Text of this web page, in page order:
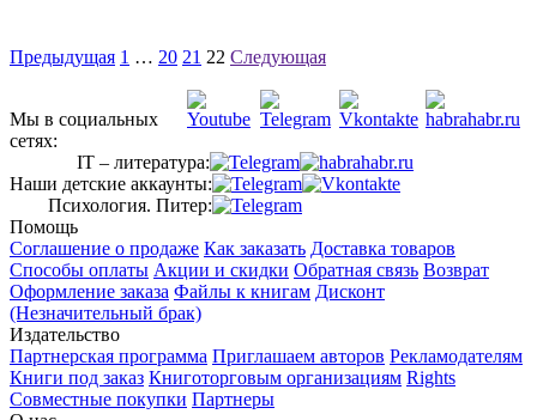
Предыдущая 1 … 20 21 22 Следующая
Мы в социальных
сетях:
IT – литература:
Наши детские аккаунты:
Психология. Питер:
Помощь
Соглашение о продаже Как заказать Доставка товаров
Способы оплаты Акции и скидки Обратная связь Возврат
Оформление заказа Файлы к книгам Дисконт
(Незначительный брак)
Издательство
Партнерская программа Приглашаем авторов Рекламодателям
Книги под заказ Книготорговым организациям Rights
Совместные покупки Партнеры